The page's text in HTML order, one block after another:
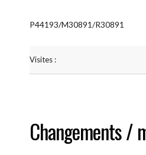
P44193/M30891/R30891
Visites :
Changements /